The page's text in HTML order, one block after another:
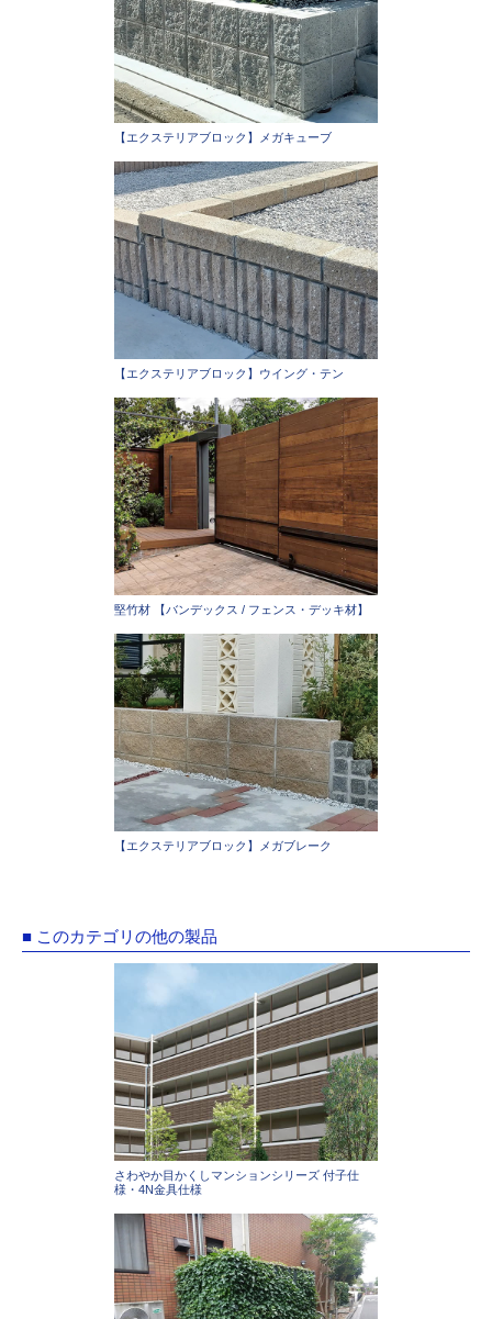
【エクステリアブロック】メガキューブ
【エクステリアブロック】ウイング・テン
堅竹材 【バンデックス / フェンス・デッキ材】
【エクステリアブロック】メガブレーク
■ このカテゴリの他の製品
さわやか目かくしマンションシリーズ 付子仕
様・4N金具仕様